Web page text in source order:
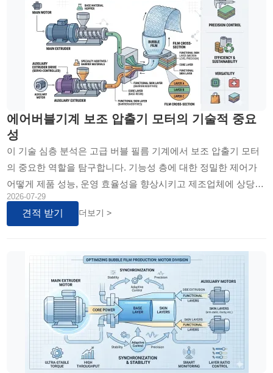
에어버블기계 보조 압출기 모터의 기술적 중요
성
이 기술 심층 분석은 고급 버블 필름 기계에서 보조 압출기 모터
의 중요한 역할을 탐구합니다. 기능성 층에 대한 정밀한 제어가
어떻게 제품 성능, 운영 효율성을 향상시키고 제조업체에 상당한
경쟁 우위를 제공하는지 설명합니다.
2026-07-29
견적 받기 더보기 >